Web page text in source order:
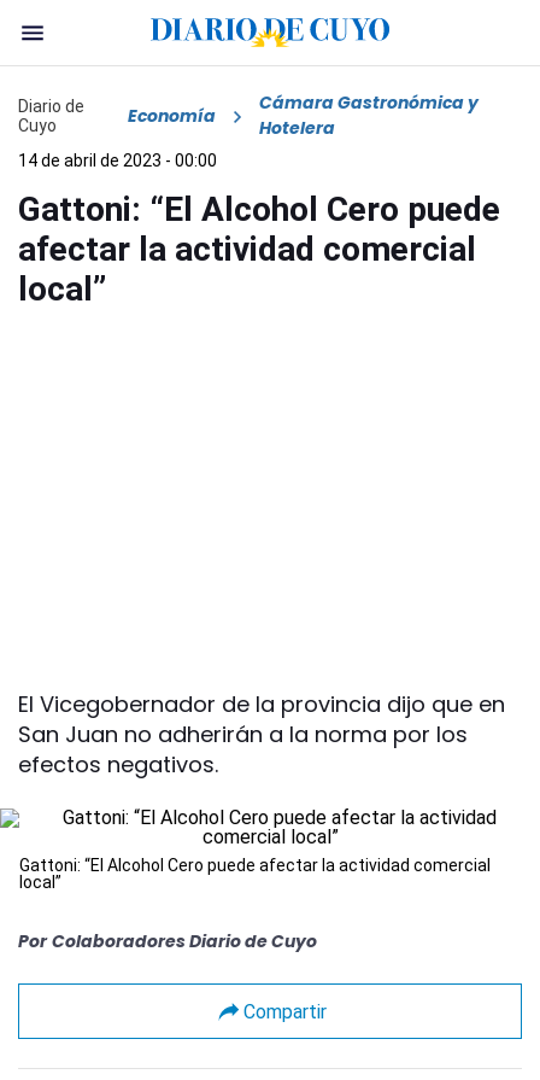
Diario de
Cuyo
Economía
Cámara Gastronómica y
Hotelera
14 de abril de 2023 - 00:00
Gattoni: “El Alcohol Cero puede
afectar la actividad comercial
local”
El Vicegobernador de la provincia dijo que en
San Juan no adherirán a la norma por los
efectos negativos.
Gattoni: “El Alcohol Cero puede afectar la actividad comercial
local”
Por Colaboradores Diario de Cuyo
Compartir